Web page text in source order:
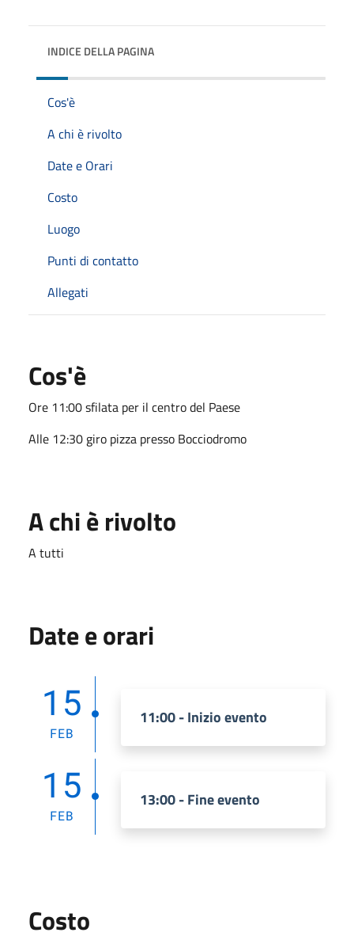
INDICE DELLA PAGINA
Cos'è
A chi è rivolto
Date e Orari
Costo
Luogo
Punti di contatto
Allegati
Cos'è
Ore 11:00 sfilata per il centro del Paese
Alle 12:30 giro pizza presso Bocciodromo
A chi è rivolto
A tutti
Date e orari
15
FEB
11:00 - Inizio evento
15
FEB
13:00 - Fine evento
Costo